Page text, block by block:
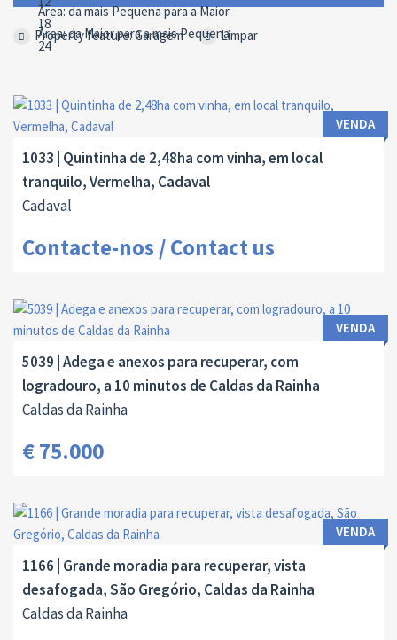
Property feature: Garagem Limpar
VENDA
1033 | Quintinha de 2,48ha com vinha, em local
tranquilo, Vermelha, Cadaval
Cadaval
Contacte-nos / Contact us
VENDA
5039 | Adega e anexos para recuperar, com
logradouro, a 10 minutos de Caldas da Rainha
Caldas da Rainha
€ 75.000
VENDA
1166 | Grande moradia para recuperar, vista
desafogada, São Gregório, Caldas da Rainha
Caldas da Rainha